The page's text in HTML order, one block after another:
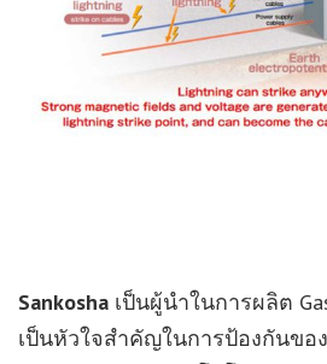
Sankosha เป็นผู้นำในการผลิต
เป็นหัวใจสำคัญในการป้องกันขอ